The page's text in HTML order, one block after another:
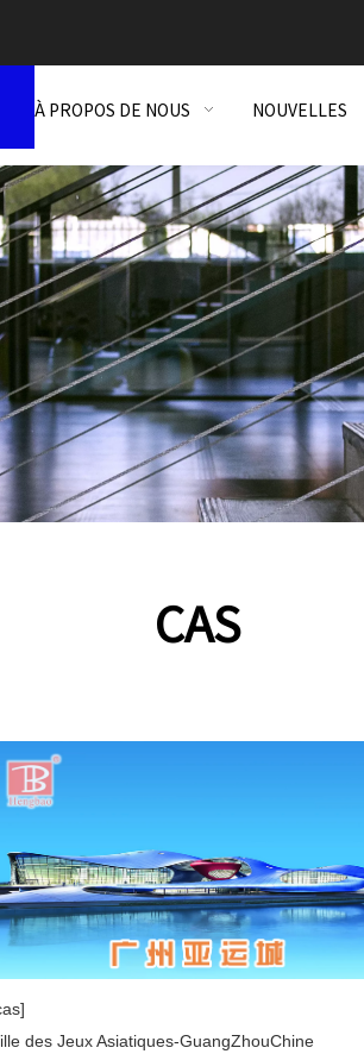
À PROPOS DE NOUS NOUVELLES
CAS
des Jeux Asiatiques-GuangZhouChine